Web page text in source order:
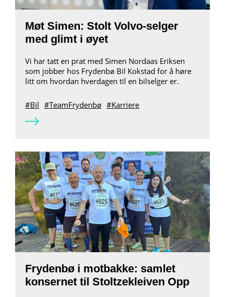
Møt Simen: Stolt Volvo-selger
med glimt i øyet
Vi har tatt en prat med Simen Nordaas Eriksen
som jobber hos Frydenbø Bil Kokstad for å høre
litt om hvordan hverdagen til en bilselger er.
Bil TeamFrydenbø Karriere
Frydenbø i motbakke: samlet
konsernet til Stoltzekleiven Opp